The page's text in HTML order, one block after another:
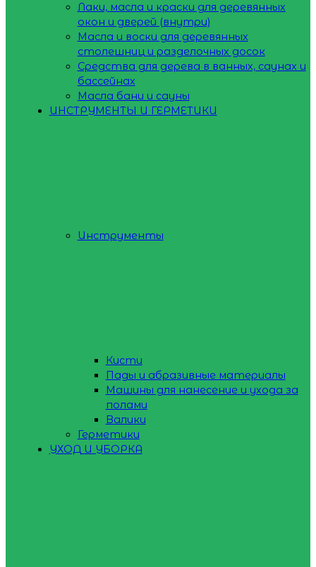
Лаки, масла и краски для деревянных
окон и дверей (внутри)
Масла и воски для деревянных
столешниц и разделочных досок
Средства для дерева в ванных, саунах и
бассейнах
Масла бани и сауны
ИНСТРУМЕНТЫ И ГЕРМЕТИКИ
Инструменты
Кисти
Пады и абразивные материалы
Машины для нанесение и ухода за
полами
Валики
Герметики
УХОД И УБОРКА